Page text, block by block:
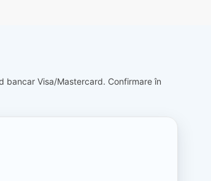
bancar Visa/Mastercard. Confirmare în